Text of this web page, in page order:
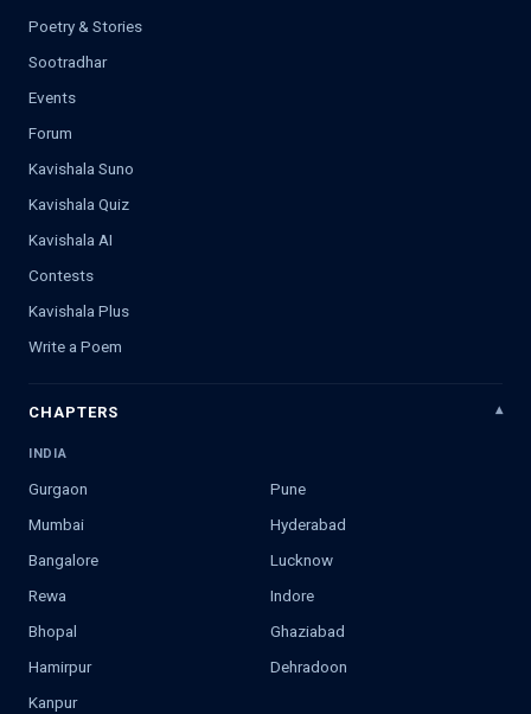
Poetry & Stories
Sootradhar
Events
Forum
Kavishala Suno
Kavishala Quiz
Kavishala AI
Contests
Kavishala Plus
Write a Poem
CHAPTERS
INDIA
Gurgaon
Pune
Mumbai
Hyderabad
Bangalore
Lucknow
Rewa
Indore
Bhopal
Ghaziabad
Hamirpur
Dehradoon
Kanpur